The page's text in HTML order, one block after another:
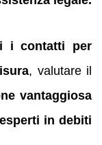
i contatti per
, valutare il
vantaggiosa
in debiti